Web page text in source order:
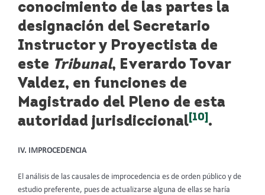
conocimiento de las partes la
designación del Secretario
Instructor y Proyectista de
este Tribunal, Everardo Tovar
Valdez, en funciones de
Magistrado del Pleno de esta
autoridad jurisdiccional [10] .
IV. IMPROCEDENCIA
El análisis de las causales de improcedencia es de orden público y de
estudio preferente, pues de actualizarse alguna de ellas se haría